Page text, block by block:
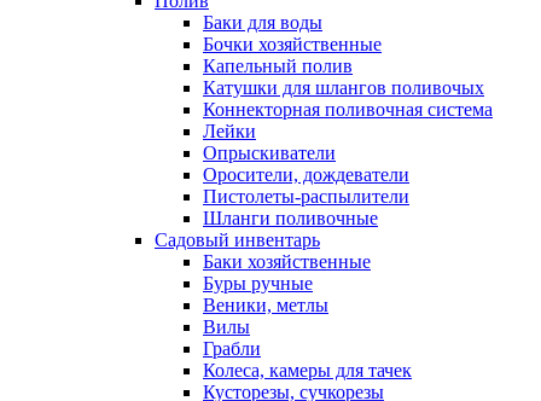
Баки для воды
Бочки хозяйственные
Капельный полив
Катушки для шлангов поливочых
Коннекторная поливочная система
Лейки
Опрыскиватели
Оросители, дождеватели
Пистолеты-распылители
Шланги поливочные
Садовый инвентарь
Баки хозяйственные
Буры ручные
Веники, метлы
Вилы
Грабли
Колеса, камеры для тачек
Кусторезы, сучкорезы